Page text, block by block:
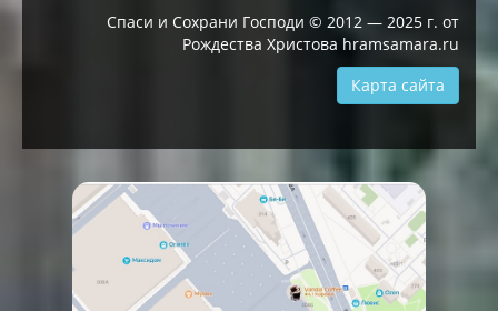
Спаси и Сохрани Господи © 2012 — 2025 г. от
Рождества Христова hramsamara.ru
Карта сайта